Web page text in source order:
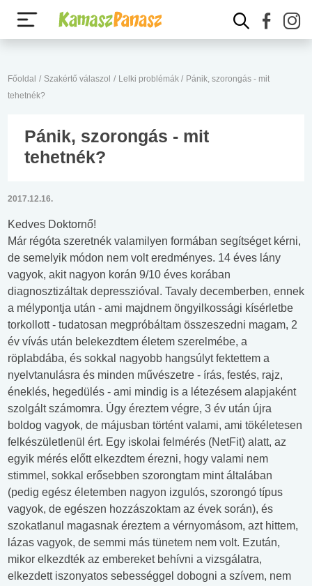
Főoldal / Szakértő válaszol / Lelki problémák / Pánik, szorongás - mit
tehetnék?
Pánik, szorongás - mit
tehetnék?
2017.12.16.
Kedves Doktornő!
Már régóta szeretnék valamilyen formában segítséget kérni,
de semelyik módon nem volt eredményes. 14 éves lány
vagyok, akit nagyon korán 9/10 éves korában
diagnosztizáltak depresszióval. Tavaly decemberben, ennek
a mélypontja után - ami majdnem öngyilkossági kísérletbe
torkollott - tudatosan megpróbáltam összeszedni magam, 2
év vívás után belekezdtem életem szerelmébe, a
röplabdába, és sokkal nagyobb hangsúlyt fektettem a
nyelvtanulásra és minden művészetre - írás, festés, rajz,
éneklés, hegedülés - ami mindig is a létezésem alapjaként
szolgált számomra. Úgy éreztem végre, 3 év után újra
boldog vagyok, de májusban történt valami, ami tökéletesen
felkészületlenül ért. Egy iskolai felmérés (NetFit) alatt, az
egyik mérés előtt elkezdtem érezni, hogy valami nem
stimmel, sokkal erősebben szorongtam mint általában
(pedig egész életemben nagyon izgulós, szorongó típus
vagyok, de egészen hozzászoktam az évek során), és
szokatlanul magasnak éreztem a vérnyomásom, azt hittem,
lázas vagyok, de semmi más tünetem nem volt. Ezután,
mikor elkezdték az embereket behívni a vizsgálatra,
elkezdett iszonyatos sebességgel dobogni a szívem, nem